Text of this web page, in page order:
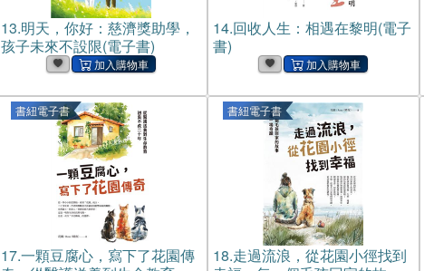
13.明天，你好：慈濟獎助學，
孩子未來不設限(電子書)
14.回收人生：相遇在黎明(電子
書)
書紐電子書
17.一顆豆腐心，寫下了花園傳
書紐電子書
18.走過流浪，從花園小徑找到